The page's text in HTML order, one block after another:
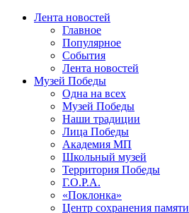
Лента новостей
Главное
Популярное
События
Лента новостей
Музей Победы
Одна на всех
Музей Победы
Наши традиции
Лица Победы
Академия МП
Школьный музей
Территория Победы
Г.О.Р.А.
«Поклонка»
Центр сохранения памяти